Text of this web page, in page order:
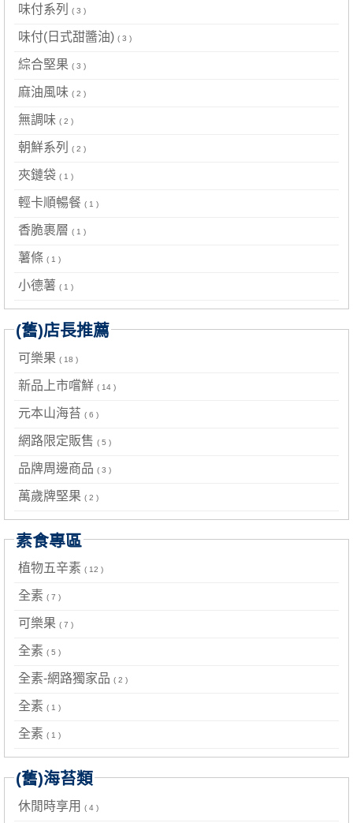
味付系列 ( 3 )
味付(日式甜醬油) ( 3 )
綜合堅果 ( 3 )
麻油風味 ( 2 )
無調味 ( 2 )
朝鮮系列 ( 2 )
夾鏈袋 ( 1 )
輕卡順暢餐 ( 1 )
香脆裹層 ( 1 )
薯條 ( 1 )
小德薯 ( 1 )
(舊)店長推薦
可樂果 ( 18 )
新品上市嚐鮮 ( 14 )
元本山海苔 ( 6 )
網路限定販售 ( 5 )
品牌周邊商品 ( 3 )
萬歲牌堅果 ( 2 )
素食專區
植物五辛素 ( 12 )
全素 ( 7 )
可樂果 ( 7 )
全素 ( 5 )
全素-網路獨家品 ( 2 )
全素 ( 1 )
全素 ( 1 )
(舊)海苔類
休閒時享用 ( 4 )